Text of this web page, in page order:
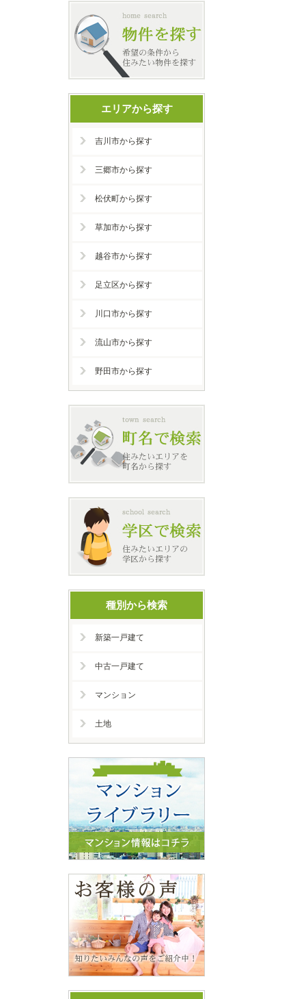
エリアから探す
吉川市から探す
三郷市から探す
松伏町から探す
草加市から探す
越谷市から探す
足立区から探す
川口市から探す
流山市から探す
野田市から探す
種別から検索
新築一戸建て
中古一戸建て
マンション
土地